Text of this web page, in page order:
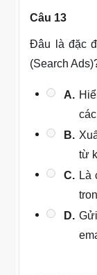
Câu 13
Đâu là đặc
(Search
A.
B.
từ
C. Là
D.